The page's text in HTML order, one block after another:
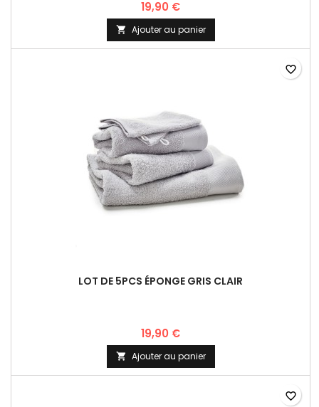
19,90 €
 Ajouter au panier
LOT DE 5PCS ÉPONGE GRIS CLAIR
19,90 €
 Ajouter au panier
favorite_border
favorite_border